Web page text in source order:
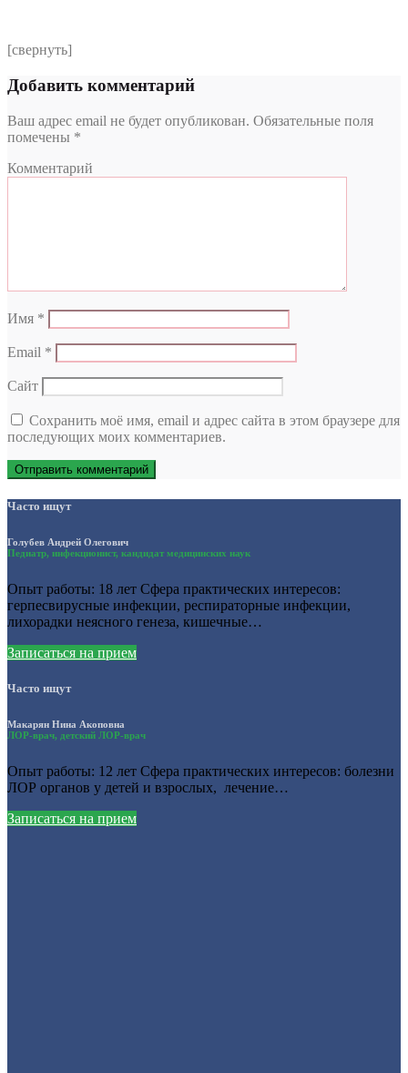
[свернуть]
Добавить комментарий
Ваш адрес email не будет опубликован. Обязательные поля
помечены *
Комментарий
Имя *
Email *
Сайт
Сохранить моё имя, email и адрес сайта в этом браузере для
последующих моих комментариев.
Часто ищут
Голубев Андрей Олегович
Педиатр, инфекционист, кандидат медицинских наук
Опыт работы: 18 лет Сфера практических интересов:
герпесвирусные инфекции, респираторные инфекции,
лихорадки неясного генеза, кишечные…
Записаться на прием
Часто ищут
Макарян Нина Акоповна
ЛОР-врач, детский ЛОР-врач
Опыт работы: 12 лет Сфера практических интересов: болезни
ЛОР органов у детей и взрослых, лечение…
Записаться на прием